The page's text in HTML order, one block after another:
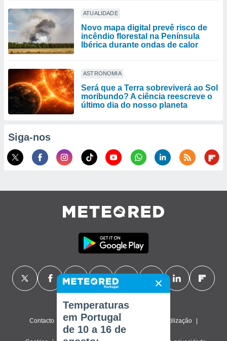
ATUALIDADE
Novo mapa digital prevê risco de
incêndio florestal na Península
Ibérica durante ondas de calor
ASTRONOMIA
Será que a Terra sobreviverá ao Sol
moribundo? A ciência reescreve o
último dia do nosso planeta
Siga-nos
Contacto Sobre nós FAQ Termos de utilização
Temperaturas
em Portugal
de 10 a 16 de